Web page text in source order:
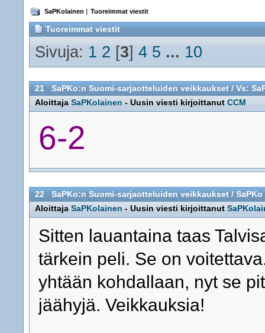
SaPKolainen | Tuoreimmat viestit
Tuoreimmat viestit
Sivuja: 1 2 [3]4 5 ... 10
21SaPKo:n Suomi-sarjaotteluiden veikkaukset /Vs:
AloittajaSaPKolainen - Uusin viesti kirjoittanutCCM
6-2
22SaPKo:n Suomi-sarjaotteluiden veikkaukset /
AloittajaSaPKolainen - Uusin viesti kirjoittanut
Sitten lauantaina taas
tärkein peli. Se on
yhtään kohdallaan, nyt se
jäähyjä. Veikkauksia!